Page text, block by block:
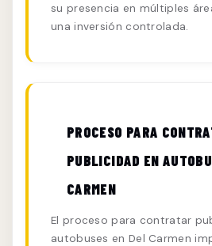
su presencia en múltiples
una inversión controlada.
PROCESO PARA
PUBLICIDAD EN
CARMEN
El proceso para contratar
autobuses en Del Carmen